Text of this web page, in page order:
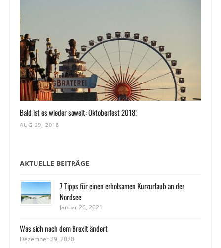
Bald ist es wieder soweit: Oktoberfest 2018!
AUG 29, 2018
AKTUELLE BEITRÄGE
7 Tipps für einen erholsamen Kurzurlaub an der
Nordsee
Januar 26, 2021
Was sich nach dem Brexit ändert
Dezember 29, 2020